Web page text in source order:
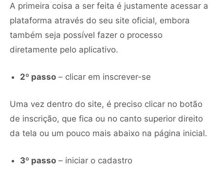
A primeira coisa a ser feita é justamente acessar a
plataforma através do seu site oficial, embora
também seja possível fazer o processo
diretamente pelo aplicativo.
2º passo – clicar em inscrever-se
Uma vez dentro do site, é preciso clicar no botão
de inscrição, que fica ou no canto superior direito
da tela ou um pouco mais abaixo na página inicial.
3º passo – iniciar o cadastro